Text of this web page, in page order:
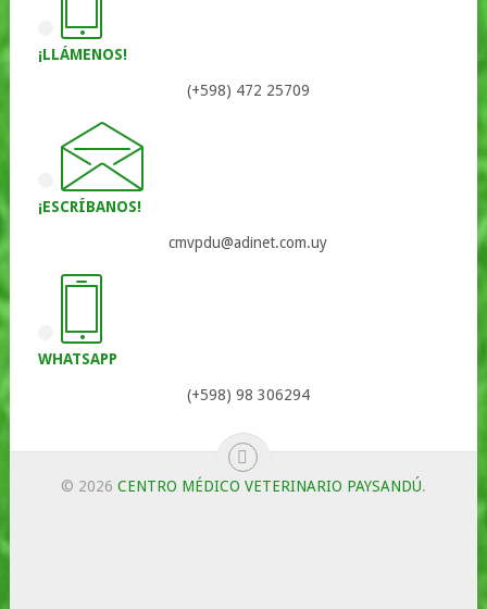
¡LLÁMENOS!
(+598) 472 25709
¡ESCRÍBANOS!
cmvpdu@adinet.com.uy
WHATSAPP
(+598) 98 306294
© 2026 CENTRO MÉDICO VETERINARIO PAYSANDÚ.